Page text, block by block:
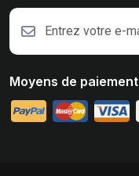
Moyens de paiement